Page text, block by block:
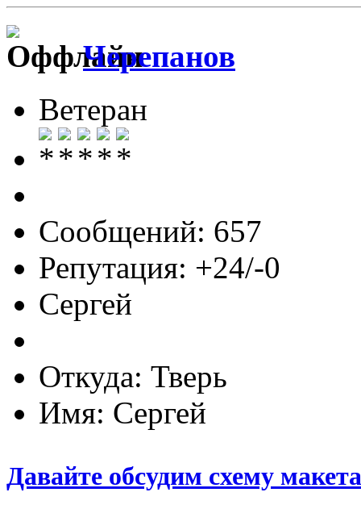
Черепанов
Ветеран
Сообщений: 657
Репутация: +24/-0
Сергей
Откуда: Тверь
Имя: Сергей
Давайте обсудим схему макета